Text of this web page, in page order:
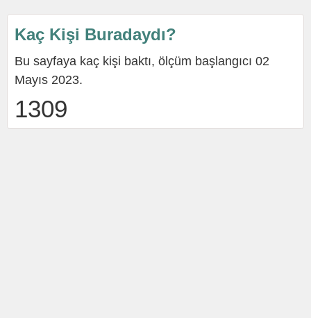
Kaç Kişi Buradaydı?
Bu sayfaya kaç kişi baktı, ölçüm başlangıcı 02
Mayıs 2023.
1309